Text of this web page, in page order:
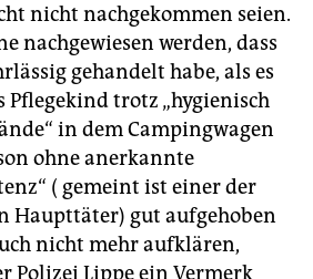
nicht nachgekommen seien.
nachgewiesen werden, dass
gehandelt habe, als es
Pflegekind trotz „hygienisch
in dem Campingwagen
ohne anerkannte
( gemeint ist einer der
Haupttäter) gut aufgehoben
nicht mehr aufklären,
Polizei Lippe ein Vermerk